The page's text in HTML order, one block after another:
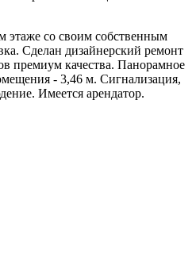
этаже со своим собственным
Сделан дизайнерский ремонт
премиум качества. Панорамное
- 3,46 м. Сигнализация,
Имеется арендатор.